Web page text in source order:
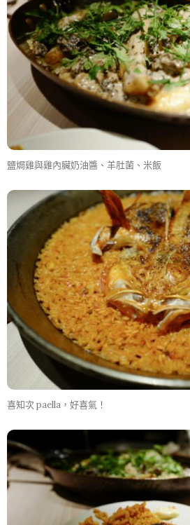
鹽焗雞與雞內臟奶油醬、羊肚菌、米飯
喜知次 paella，好喜氣！